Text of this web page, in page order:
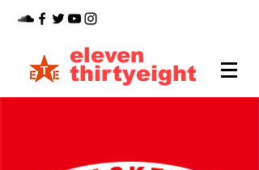
thirtyeight
eleven